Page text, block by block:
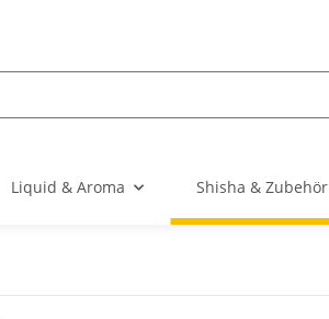
Liquid & Aroma Shisha & Zubehör